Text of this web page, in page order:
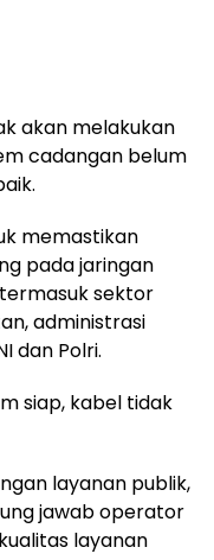
akan melakukan
cadangan belum
memastikan
pada jaringan
sektor
administrasi
dan Polri.
siap, kabel tidak
layanan publik,
jawab operator
layanan